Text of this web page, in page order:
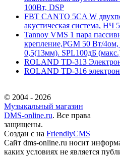
100Вт, DSP
FBT CANTO 5CA W
акустическая система,
Tannoy VMS 1 пара
крепление,PGM 50 Вт/
0,5(13мм). SPL100дБ
ROLAND TD-313
ROLAND TD-316
© 2004 - 2026
Музыкальный магазин
DMS-online.ru. Все права
защищены.
Создан с на FriendlyCMS
Сайт dms-online.ru носит
каких условиях не является